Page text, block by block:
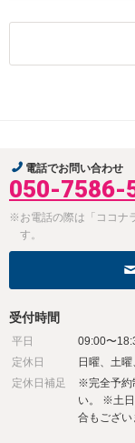
電話でお問い合わせ
050-7586-
※お電話の際は「ココナ
す。
受付時間
平日
09:00〜
定休日
日曜、土曜
定休日補足
※完全予約
い。 ※土日
合もござい